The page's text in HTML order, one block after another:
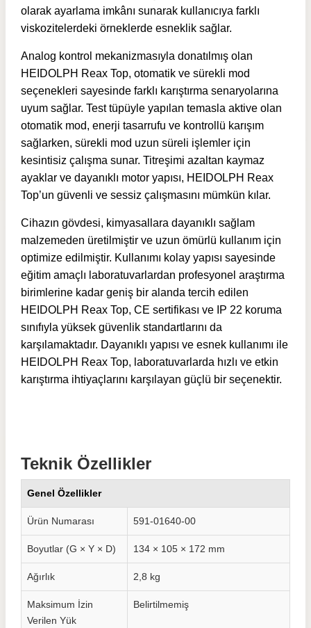
olarak ayarlama imkânı sunarak kullanıcıya farklı
viskozitelerdeki örneklerde esneklik sağlar.
Analog kontrol mekanizmasıyla donatılmış olan
HEIDOLPH Reax Top, otomatik ve sürekli mod
seçenekleri sayesinde farklı karıştırma senaryolarına
uyum sağlar. Test tüpüyle yapılan temasla aktive olan
otomatik mod, enerji tasarrufu ve kontrollü karışım
sağlarken, sürekli mod uzun süreli işlemler için
kesintisiz çalışma sunar. Titreşimi azaltan kaymaz
ayaklar ve dayanıklı motor yapısı, HEIDOLPH Reax
Top’un güvenli ve sessiz çalışmasını mümkün kılar.
Cihazın gövdesi, kimyasallara dayanıklı sağlam
malzemeden üretilmiştir ve uzun ömürlü kullanım için
optimize edilmiştir. Kullanımı kolay yapısı sayesinde
eğitim amaçlı laboratuvarlardan profesyonel araştırma
birimlerine kadar geniş bir alanda tercih edilen
HEIDOLPH Reax Top, CE sertifikası ve IP 22 koruma
sınıfıyla yüksek güvenlik standartlarını da
karşılamaktadır. Dayanıklı yapısı ve esnek kullanımı ile
HEIDOLPH Reax Top, laboratuvarlarda hızlı ve etkin
karıştırma ihtiyaçlarını karşılayan güçlü bir seçenektir.
Teknik Özellikler
Genel Özellikler
Ürün Numarası 591-01640-00
Boyutlar (G × Y × D) 134 × 105 × 172 mm
Ağırlık 2,8 kg
Maksimum İzin
Verilen Yük
Belirtilmemiş